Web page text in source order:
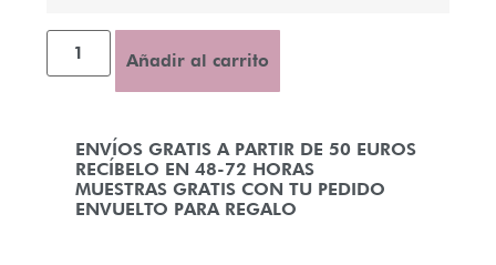
ENVÍOS GRATIS A PARTIR DE 50 EUROS
RECÍBELO EN 48-72 HORAS
MUESTRAS GRATIS CON TU PEDIDO
ENVUELTO PARA REGALO
Añadir al carrito